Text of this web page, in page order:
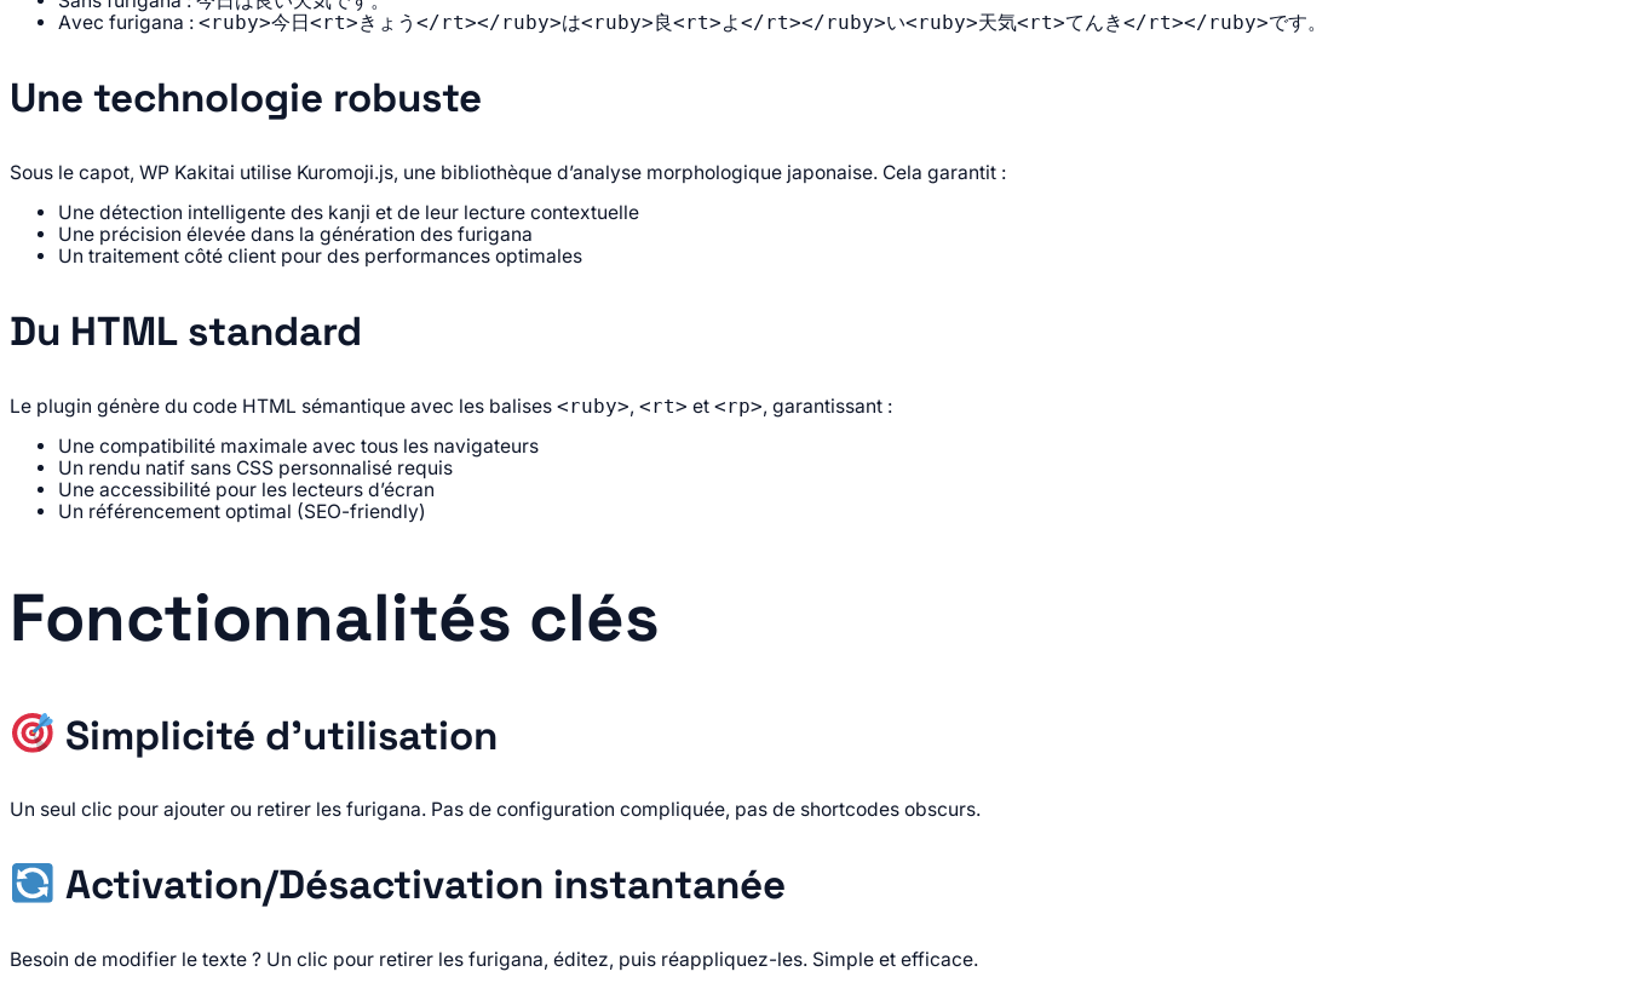
Avec furigana : <ruby>今日<rt>きょう</rt></ruby>は<ruby>良<rt>よ</rt></ruby>い<ruby>天気<rt>てんき</rt></ruby>です。
Une technologie robuste
Sous le capot, WP Kakitai utilise Kuromoji.js, une bibliothèque d’analyse morphologique japonaise. Cela garantit :
Une détection intelligente des kanji et de leur lecture contextuelle
Une précision élevée dans la génération des furigana
Un traitement côté client pour des performances optimales
Du HTML standard
Le plugin génère du code HTML sémantique avec les balises <ruby>, <rt> et <rp>, garantissant :
Une compatibilité maximale avec tous les navigateurs
Un rendu natif sans CSS personnalisé requis
Une accessibilité pour les lecteurs d’écran
Un référencement optimal (SEO-friendly)
Fonctionnalités clés
Simplicité d’utilisation
Un seul clic pour ajouter ou retirer les furigana. Pas de configuration compliquée, pas de shortcodes obscurs.
Activation/Désactivation instantanée
Besoin de modifier le texte ? Un clic pour retirer les furigana, éditez, puis réappliquez-les. Simple et efficace.